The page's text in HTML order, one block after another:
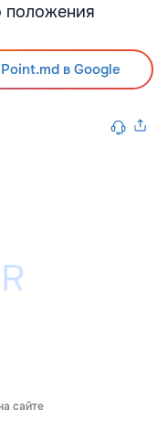
положения
в Google
сайте